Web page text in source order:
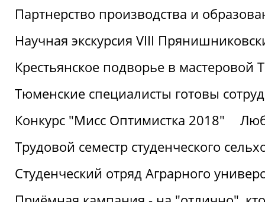
Партнерство производства и
Научная экскурсия VIII
Крестьянское подворье в мастеровой
Тюменские специалисты готовы
Конкурс "Мисс Оптимистка 2018"
Трудовой семестр студенческого
Студенческий отряд Аграрного